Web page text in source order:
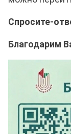
Спросите-
Благодарим